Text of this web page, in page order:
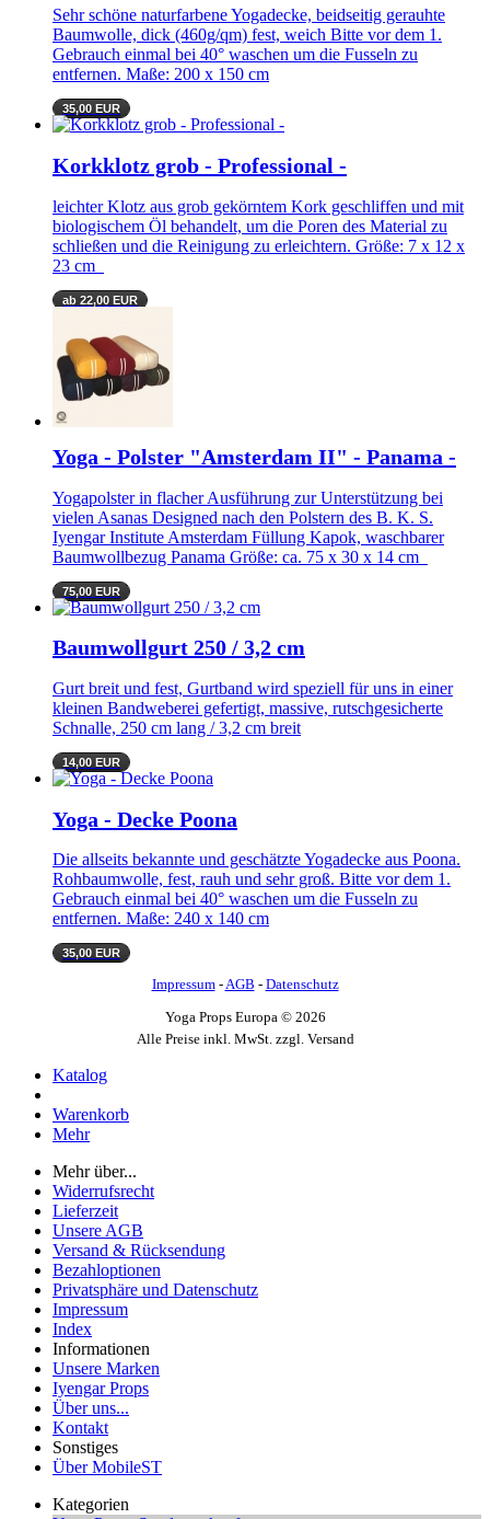
Sehr schöne naturfarbene Yogadecke, beidseitig gerauhte
Baumwolle, dick (460g/qm) fest, weich Bitte vor dem 1.
Gebrauch einmal bei 40° waschen um die Fusseln zu
entfernen. Maße: 200 x 150 cm
35,00 EUR
Korkklotz grob - Professional -
leichter Klotz aus grob gekörntem Kork geschliffen und mit
biologischem Öl behandelt, um die Poren des Material zu
schließen und die Reinigung zu erleichtern. Größe: 7 x 12 x
23 cm
ab 22,00 EUR
Yoga - Polster "Amsterdam II" - Panama -
Yogapolster in flacher Ausführung zur Unterstützung bei
vielen Asanas Designed nach den Polstern des B. K. S.
Iyengar Institute Amsterdam Füllung Kapok, waschbarer
Baumwollbezug Panama Größe: ca. 75 x 30 x 14 cm
75,00 EUR
Baumwollgurt 250 / 3,2 cm
Gurt breit und fest, Gurtband wird speziell für uns in einer
kleinen Bandweberei gefertigt, massive, rutschgesicherte
Schnalle, 250 cm lang / 3,2 cm breit
14,00 EUR
Yoga - Decke Poona
Die allseits bekannte und geschätzte Yogadecke aus Poona.
Rohbaumwolle, fest, rauh und sehr groß. Bitte vor dem 1.
Gebrauch einmal bei 40° waschen um die Fusseln zu
entfernen. Maße: 240 x 140 cm
35,00 EUR
Impressum-AGB - Datenschutz
Yoga Props Europa © 2026
Alle Preise inkl. MwSt. zzgl. Versand
Katalog
Warenkorb
Mehr
Mehr über...
Widerrufsrecht
Lieferzeit
Unsere AGB
Versand & Rücksendung
Bezahloptionen
Privatsphäre und Datenschutz
Impressum
Index
Informationen
Unsere Marken
Iyengar Props
Über uns...
Kontakt
Sonstiges
Über MobileST
Kategorien